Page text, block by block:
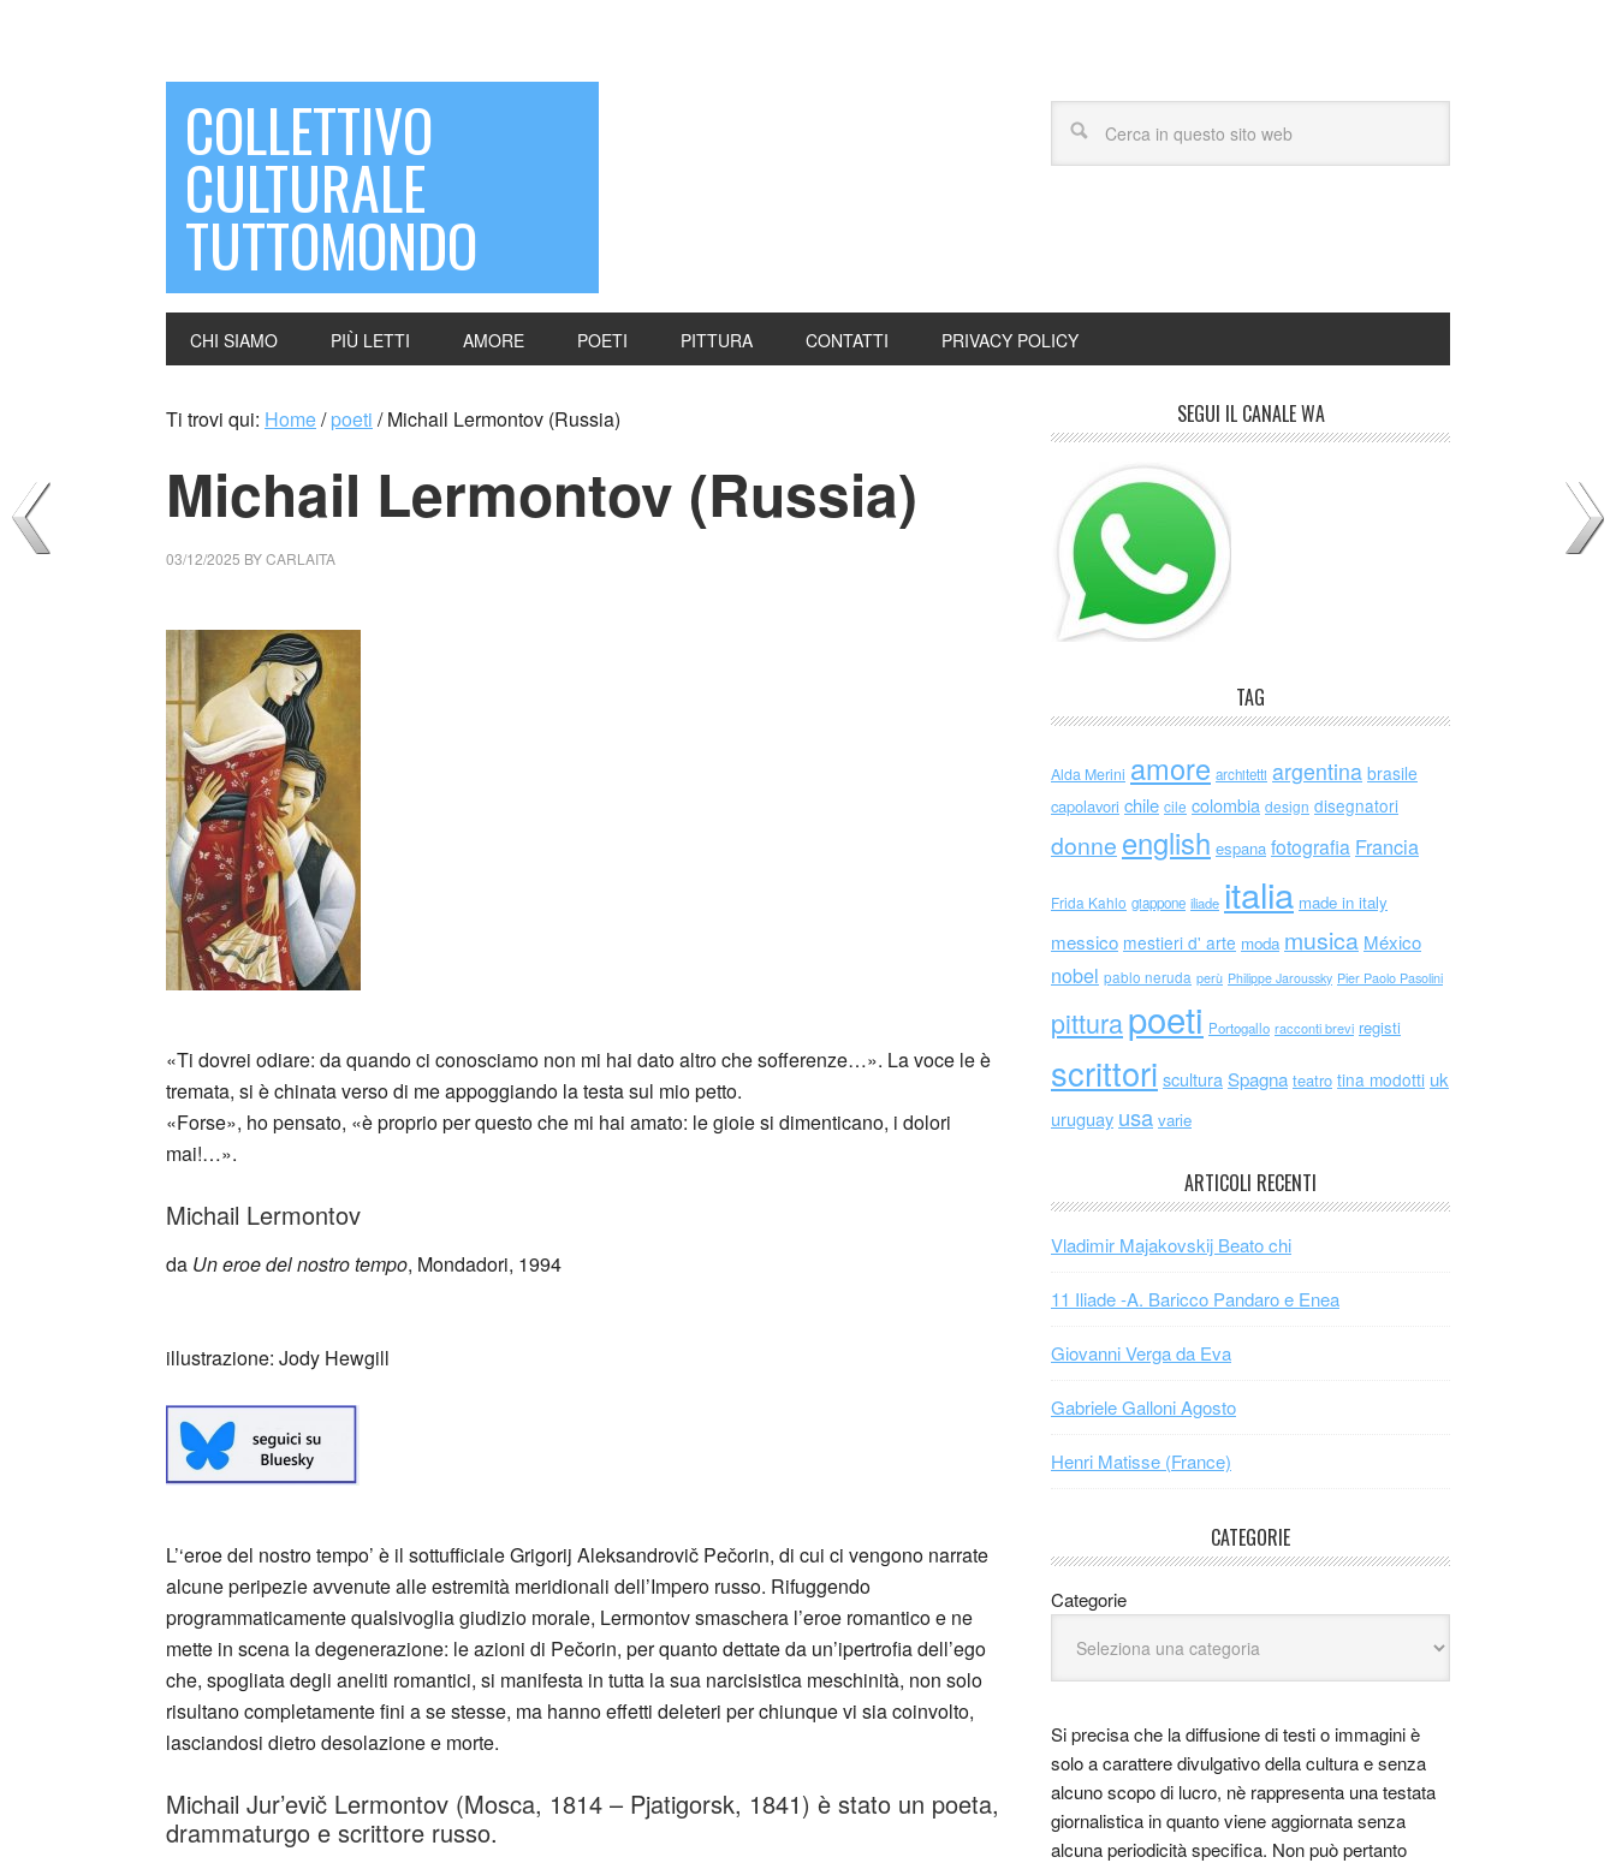
COLLETTIVO
CULTURALE
TUTTOMONDO
CHI SIAMO PIÙ LETTI AMORE POETI PITTURA CONTATTI PRIVACY POLICY
Ti trovi qui: Home/ poeti /Michail Lermontov (Russia)
Michail Lermontov (Russia)
03/12/2025 BYCARLAITA
«Ti dovrei odiare: da quando ci conosciamo non mi hai dato altro che sofferenze…». La voce le è
tremata, si è chinata verso di me appoggiando la testa sul mio petto.
«Forse», ho pensato, «è proprio per questo che mi hai amato: le gioie si dimenticano, i dolori
mai!…».
Michail Lermontov
da Un eroe del nostro tempo, Mondadori, 1994
illustrazione: Jody Hewgill
L’‘eroe del nostro tempo’ è il sottufficiale Grigorij Aleksandrovič Pečorin, di cui ci vengono narrate
alcune peripezie avvenute alle estremità meridionali dell’Impero russo. Rifuggendo
programmaticamente qualsivoglia giudizio morale, Lermontov smaschera l’eroe romantico e ne
mette in scena la degenerazione: le azioni di Pečorin, per quanto dettate da un’ipertrofia dell’ego
che, spogliata degli aneliti romantici, si manifesta in tutta la sua narcisistica meschinità, non solo
risultano completamente fini a se stesse, ma hanno effetti deleteri per chiunque vi sia coinvolto,
lasciandosi dietro desolazione e morte.
Michail Jur’evič Lermontov (Mosca, 1814 – Pjatigorsk, 1841) è stato un poeta,
drammaturgo e scrittore russo.
SEGUI IL CANALE WA
TAG
Alda Merini amore architetti argentina brasile
capolavori chile cile colombia design disegnatori
donne english espana fotografia Francia
Frida Kahlo giappone iliade italia made in italy
messico mestieri d' arte moda musica México
nobel pablo neruda perù Philippe Jaroussky Pier Paolo Pasolini
pitturapoeti Portogallo racconti brevi registi
scrittori scultura Spagna teatro tina modotti uk
uruguay usa varie
ARTICOLI RECENTI
Vladimir Majakovskij Beato chi
11 Iliade -A. Baricco Pandaro e Enea
Giovanni Verga da Eva
Gabriele Galloni Agosto
Henri Matisse (France)
CATEGORIE
Categorie
Si precisa che la diffusione di testi o immagini è
solo a carattere divulgativo della cultura e senza
alcuno scopo di lucro, nè rappresenta una testata
giornalistica in quanto viene aggiornata senza
alcuna periodicità specifica. Non può pertanto